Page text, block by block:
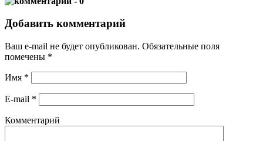
Добавить комментарий
Ваш e-mail не будет опубликован. Обязательные поля
помечены *
Имя *
E-mail *
Комментарий